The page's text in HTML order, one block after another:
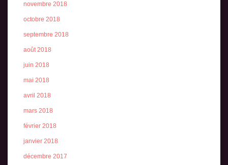
novembre 2018
octobre 2018
septembre 2018
août 2018
juin 2018
mai 2018
avril 2018
mars 2018
février 2018
janvier 2018
décembre 2017